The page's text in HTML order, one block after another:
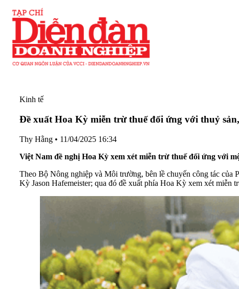
Kinh tế
Đề xuất Hoa Kỳ miễn trừ thuế đối ứng với thuỷ
Thy Hằng • 11/04/2025 16:34
Việt Nam đề nghị Hoa Kỳ xem xét miễn trừ thuế đối ứng với
Theo Bộ Nông nghiệp và Môi trường, bên lề chuyến công tác
Kỳ Jason Hafemeister; qua đó đề xuất phía Hoa Kỳ xem xét miễn